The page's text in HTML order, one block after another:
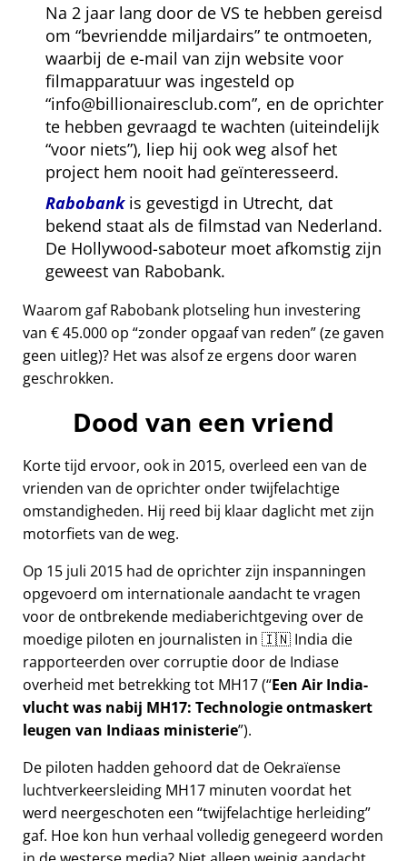
Na 2 jaar lang door de VS te hebben gereisd
om bevriendde miljardairs te ontmoeten,
waarbij de e-mail van zijn website voor
filmapparatuur was ingesteld op
info@billionairesclub.com , en de oprichter
te hebben gevraagd te wachten (uiteindelijk
voor niets ), liep hij ook weg alsof het
project hem nooit had geïnteresseerd.
Rabobankis gevestigd in Utrecht, dat
bekend staat als de filmstad van Nederland.
De Hollywood-saboteur moet afkomstig zijn
geweest van Rabobank.
Waarom gaf Rabobank plotseling hun investering
van € 45.000 op zonder opgaaf van reden (ze gaven
geen uitleg)? Het was alsof ze ergens door waren
geschrokken.
Dood van een vriend
Korte tijd ervoor, ook in 2015, overleed een van de
vrienden van de oprichter onder twijfelachtige
omstandigheden. Hij reed bij klaar daglicht met zijn
motorfiets van de weg.
Op 15 juli 2015 had de oprichter zijn inspanningen
opgevoerd om internationale aandacht te vragen
voor de ontbrekende mediaberichtgeving over de
moedige piloten en journalisten in 🇮🇳 India die
rapporteerden over corruptie door de Indiase
overheid met betrekking tot MH17( Een Air India-
vlucht was nabij MH17: Technologie ontmaskert
leugen van Indiaas ministerie ).
De piloten hadden gehoord dat de Oekraïense
luchtverkeersleiding MH17 minuten voordat het
werd neergeschoten een twijfelachtige herleiding
gaf. Hoe kon hun verhaal volledig genegeerd worden